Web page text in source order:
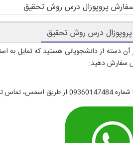
پروپوزال درس روش تحقیق
درس روش تحقیق
آن دسته از دانشجویانی هستید که تمایل به
سفارش دهید: